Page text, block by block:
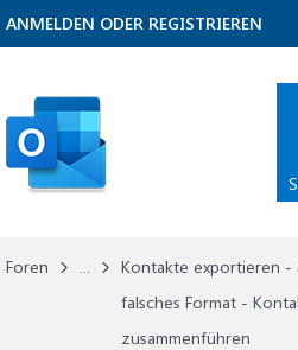
Foren ...
Kontakte exportieren -
falsches Format -
zusammenführen
ANMELDEN ODER REGISTRIEREN